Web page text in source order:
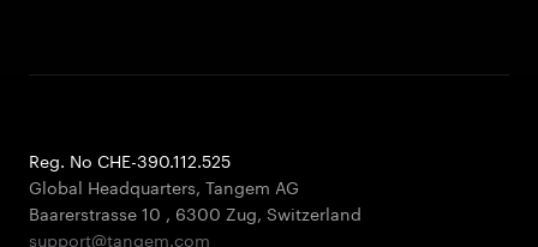
Reg. No CHE-390.112.525
Global Headquarters, Tangem AG
Baarerstrasse 10 , 6300 Zug, Switzerland
support@tangem.com